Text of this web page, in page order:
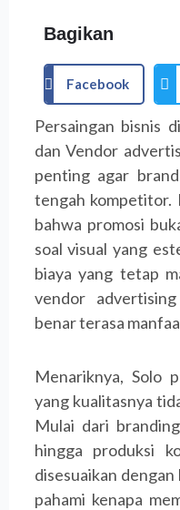
Bagikan
Facebook
Persaingan bisnis
dan Vendor
penting agar
tengah kompetitor.
bahwa promosi
soal visual yang
biaya yang tetap
vendor
benar terasa
Menariknya, Solo
yang kualitasnya
Mulai dari
hingga produksi
disesuaikan
pahami kenapa